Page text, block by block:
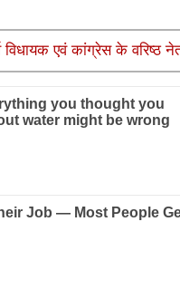
एवं कांग्रेस के वरिष्ठ